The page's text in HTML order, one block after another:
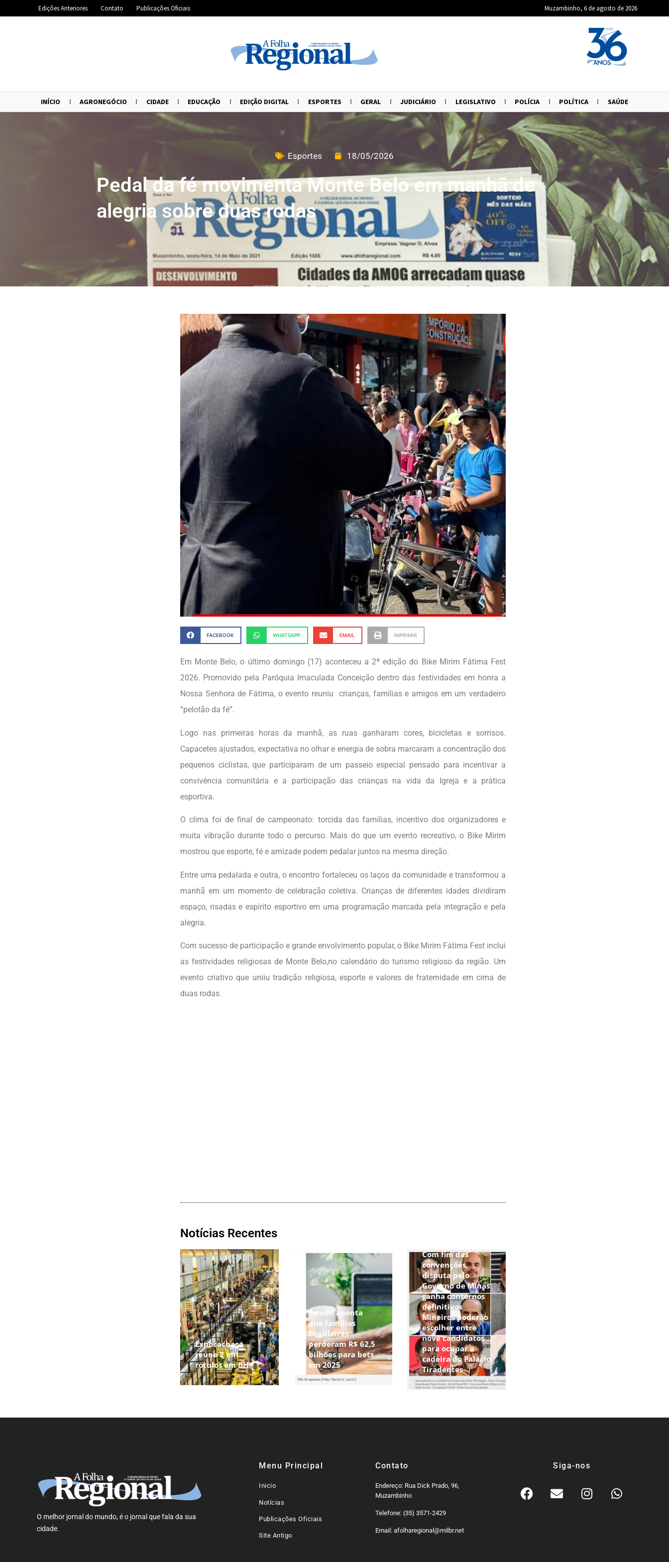
Edições Anteriores Contato Publicações Oficiais Muzambinho, 6 de agosto de 2026
INÍCIO AGRONEGÓCIO CIDADE EDUCAÇÃO EDIÇÃO DIGITAL ESPORTES GERAL JUDICIÁRIO LEGISLATIVO POLÍCIA POLÍTICA SAÚDE
Esportes 18/05/2026
Pedal da fé movimenta Monte Belo em manhã de
alegria sobre duas rodas
FACEBOOK WHATSAPP EMAIL IMPRIMIR
Em Monte Belo, o último domingo (17) aconteceu a 2ª edição do Bike Mirim Fátima Fest
2026. Promovido pela Paróquia Imaculada Conceição dentro das festividades em honra a
Nossa Senhora de Fátima, o evento reuniu crianças, famílias e amigos em um verdadeiro
“pelotão da fé”.
Logo nas primeiras horas da manhã, as ruas ganharam cores, bicicletas e sorrisos.
Capacetes ajustados, expectativa no olhar e energia de sobra marcaram a concentração dos
pequenos ciclistas, que participaram de um passeio especial pensado para incentivar a
convivência comunitária e a participação das crianças na vida da Igreja e a prática
esportiva.
O clima foi de final de campeonato: torcida das famílias, incentivo dos organizadores e
muita vibração durante todo o percurso. Mais do que um evento recreativo, o Bike Mirim
mostrou que esporte, fé e amizade podem pedalar juntos na mesma direção.
Entre uma pedalada e outra, o encontro fortaleceu os laços da comunidade e transformou a
manhã em um momento de celebração coletiva. Crianças de diferentes idades dividiram
espaço, risadas e espírito esportivo em uma programação marcada pela integração e pela
alegria.
Com sucesso de participação e grande envolvimento popular, o Bike Mirim Fátima Fest inclui
as festividades religiosas de Monte Belo,no calendário do turismo religioso da região. Um
evento criativo que uniiu tradição religiosa, esporte e valores de fraternidade em cima de
duas rodas.
Notícias Recentes
Expocachaça
reúne 2 mil
rótulos em BH
Estudo aponta
que famílias
brasileiras
perderam R$ 62,5
bilhões para bets
em 2025
Com fim das
convenções,
disputa pelo
Governo de Minas
ganha contornos
definitivos
Mineiros poderão
escolher entre
nove candidatos
para ocupar a
cadeira do Palácio
Tiradentes
O melhor jornal do mundo, é o jornal que fala da sua
cidade.
Menu Principal
Inicio
Notícias
Publicações Oficiais
Site Antigo
Contato
Endereço: Rua Dick Prado, 96,
Muzambinho
Telefone: (35) 3571-2429
Email: afolharegional@milbr.net
Siga-nos